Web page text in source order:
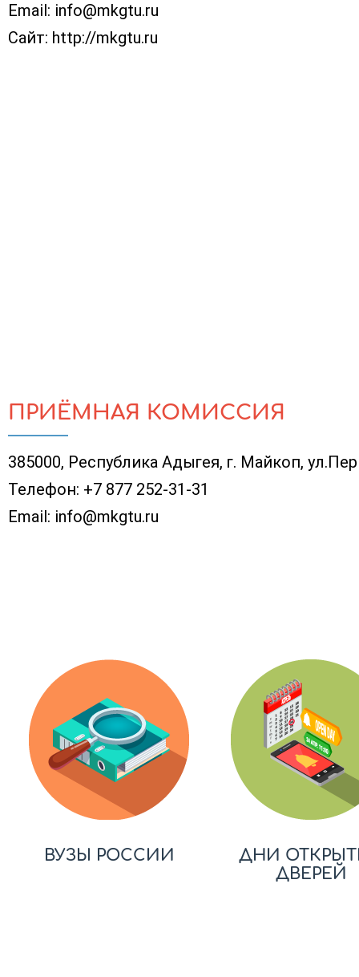
Email: info@mkgtu.ru
Сайт: http://mkgtu.ru
ПРИЁМНАЯ КОМИССИЯ
385000, Республика Адыгея, г. Майкоп,
Телефон: +7 877 252-31-31
Email: info@mkgtu.ru
ВУЗЫ РОССИИ
ДНИ
ДВЕРЕЙ